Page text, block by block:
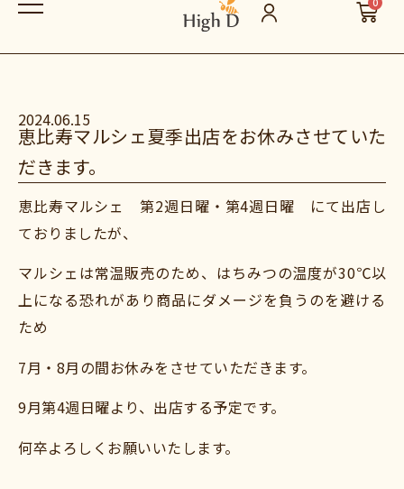
2024.06.15
恵比寿マルシェ夏季出店をお休みさせていた
だきます。
恵比寿マルシェ 第2週日曜・第4週日曜 にて出店し
ておりましたが、
マルシェは常温販売のため、はちみつの温度が30℃以
上になる恐れがあり商品にダメージを負うのを避ける
ため
7月・8月の間お休みをさせていただきます。
9月第4週日曜より、出店する予定です。
何卒よろしくお願いいたします。